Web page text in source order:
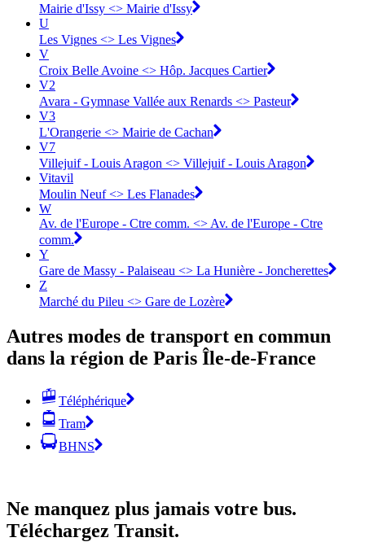
Mairie d'Issy <> Mairie d'Issy
U
Les Vignes <> Les Vignes
V
Croix Belle Avoine <> Hôp. Jacques Cartier
V2
Avara - Gymnase Vallée aux Renards <> Pasteur
V3
L'Orangerie <> Mairie de Cachan
V7
Villejuif - Louis Aragon <> Villejuif - Louis Aragon
Vitavil
Moulin Neuf <> Les Flanades
W
Av. de l'Europe - Ctre comm. <> Av. de l'Europe - Ctre
comm.
Y
Gare de Massy - Palaiseau <> La Hunière - Joncherettes
Z
Marché du Pileu <> Gare de Lozère
Autres modes de transport en commun
dans la région de Paris Île-de-France
Téléphérique
Tram
BHNS
Ne manquez plus jamais votre bus.
Téléchargez Transit.